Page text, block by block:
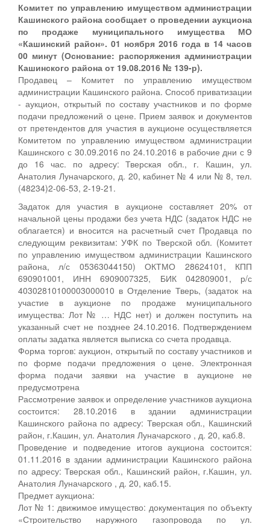
Комитет по управлению имуществом администрации
Кашинского района сообщает о проведении аукциона
по продаже муниципального имущества МО
«Кашинский район». 01 ноября 2016 года в 14 часов
00 минут (Основание: распоряжения администрации
Кашинского района от 19.08.2016 № 139-р).
Продавец – Комитет по управлению имуществом
администрации Кашинского района. Способ приватизации
- аукцион, открытый по составу участников и по форме
подачи предложений о цене. Прием заявок и документов
от претендентов для участия в аукционе осуществляется
Комитетом по управлению имуществом администрации
Кашинского с 30.09.2016 по 24.10.2016 в рабочие дни с 9
до 16 час. по адресу: Тверская обл., г. Кашин, ул.
Анатолия Луначарского, д. 20, кабинет № 4 или № 8, тел.
(48234)2-06-53, 2-19-21.
Задаток для участия в аукционе составляет 20% от
начальной цены продажи без учета НДС (задаток НДС не
облагается) и вносится на расчетный счет Продавца по
следующим реквизитам: УФК по Тверской обл. (Комитет
по управлению имуществом администрации Кашинского
района, л/с 05363044150) ОКТМО 28624101, КПП
690901001, ИНН 6909007325, БИК 042809001, р/с
40302810100003000010 в Отделение Тверь, (задаток на
участие в аукционе по продаже муниципального
имущества: Лот № … НДС нет) и должен поступить на
указанный счет не позднее 24.10.2016. Подтверждением
оплаты задатка является выписка со счета продавца.
Форма торгов: аукцион, открытый по составу участников и
по форме подачи предложения о цене. Электронная
форма подачи заявки на участие в аукционе не
предусмотрена
Рассмотрение заявок и определение участников аукциона
состоится: 28.10.2016 в здании администрации
Кашинского района по адресу: Тверская обл., Кашинский
район, г.Кашин, ул. Анатолия Луначарского , д. 20, каб.8.
Проведение и подведение итогов аукциона состоится:
01.11.2016 в здании администрации Кашинского района
по адресу: Тверская обл., Кашинский район, г.Кашин, ул.
Анатолия Луначарского , д. 20, каб.15.
Предмет аукциона:
Лот № 1: движимое имущество: документация по объекту
«Строительство наружного газопровода по ул.